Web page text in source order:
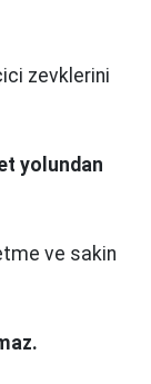
zevklerini
yolundan
ve sakin